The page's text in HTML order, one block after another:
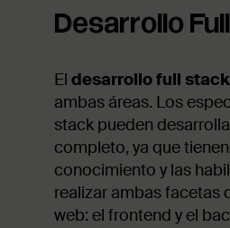
Desarrollo
El desarrollo full stack
ambas áreas. Los
stack pueden
completo, ya que
conocimiento y las
realizar ambas facetas
web: el frontend y el